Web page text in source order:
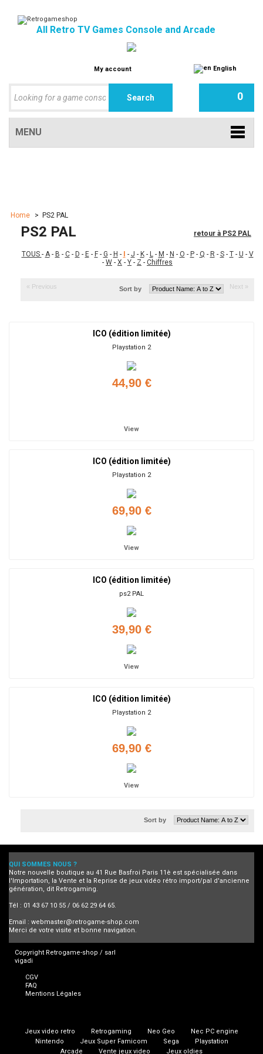
All Retro TV Games Console and Arcade
My account English
0
MENU
Home > PS2 PAL
retour à PS2 PAL
PS2 PAL
TOUS - A- B - C- D - E- F- G - H - - J - K- L- M - N - O - P- Q - R - S- T- U - V
- W - X - Y - Z - Chiffres
« Previous Next »
Sort by
ICO (édition limitée)
Playstation 2
44,90 €
View
ICO (édition limitée)
Playstation 2
69,90 €
View
ICO (édition limitée)
ps2 PAL
39,90 €
View
ICO (édition limitée)
Playstation 2
69,90 €
View
Sort by
QUI SOMMES NOUS ?
Notre nouvelle boutique au 41 Rue Basfroi Paris 11è est spécialisée dans
l'Importation, la Vente et la Reprise de jeux vidéo rétro import/pal d'ancienne
génération, dit Retrogaming.
Tél : 01 43 67 10 55 / 06 62 29 64 65.
Email : webmaster@retrogame-shop.com
Merci de votre visite et bonne navigation.
Copyright Retrogame-shop / sarl
vigadi
CGV
FAQ
Mentions Légales
Jeux video retro Retrogaming Neo Geo
Nec PC engine
Nintendo
Jeux Super Famicom Sega
Playstation
Arcade
Vente jeux video Jeux oldies